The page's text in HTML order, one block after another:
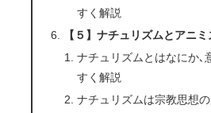
すく解説
【５】ナチュリズムとアニ
ナチュリズムとはなにか､
すく解説
ナチュリズムは宗教思想